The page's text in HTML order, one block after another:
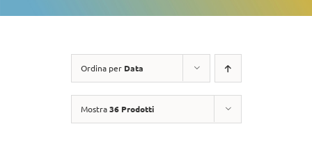
Ordina per Data
Mostra36 Prodotti